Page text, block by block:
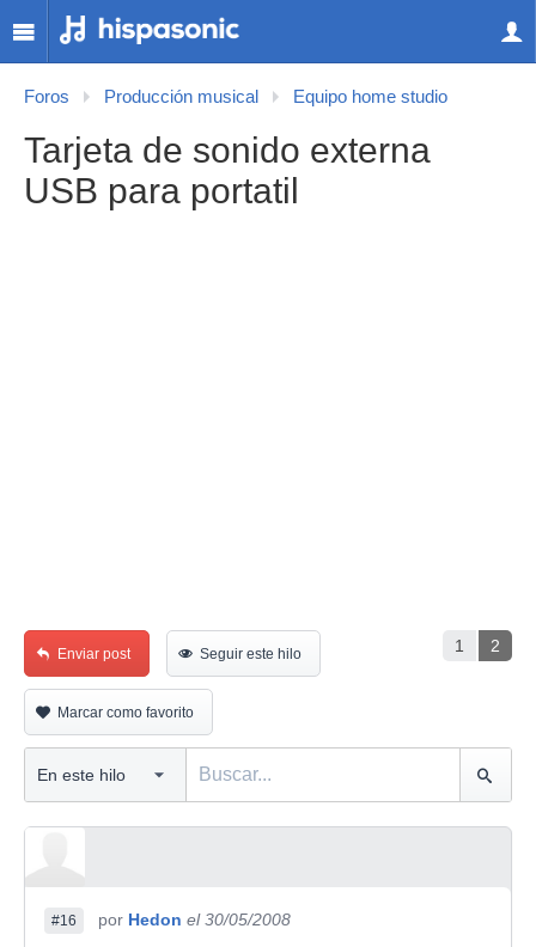
Foros Producción musical Equipo home studio
Tarjeta de sonido externa
USB para portatil
1 2
Enviar post Seguir este hilo
Marcar como favorito
#16 por Hedon el 30/05/2008